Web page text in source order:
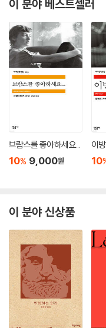
이 분야 베스트셀러
브람스를 좋아하세요...
10% 9,000원
이
10
이 분야 신상품